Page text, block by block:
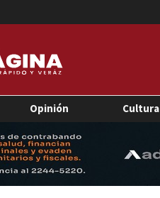
Opinión Cultura